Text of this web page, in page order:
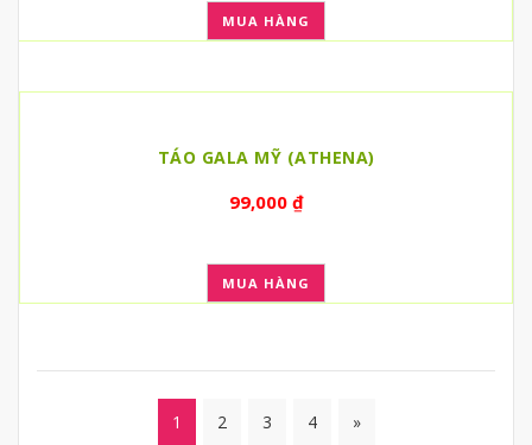
MUA HÀNG
TÁO GALA MỸ (ATHENA)
99,000 ₫
MUA HÀNG
1 2 3 4 »